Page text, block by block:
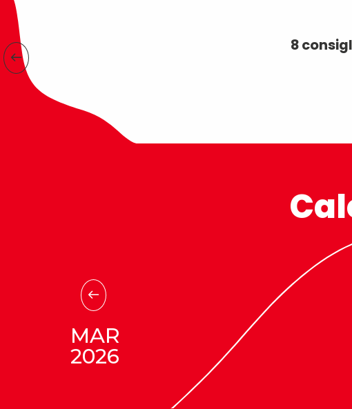
8
09 agosto 2026
alpeggi del Mont
occasione di una grande
La giornata inizia con una
messa all’aperto e la
benedizione del gregge, per
poi lasciare spazio ai
festeggiamenti.
Mercatino dell’artigianato,
prodotti locali, musica e
MAR
2026